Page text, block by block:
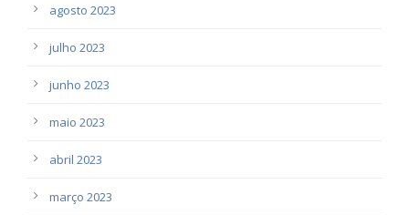
agosto 2023
julho 2023
junho 2023
maio 2023
abril 2023
março 2023